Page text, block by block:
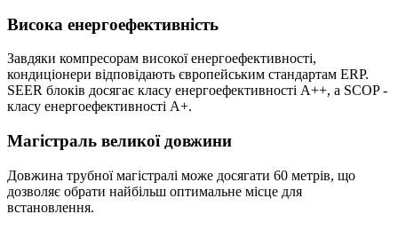
Висока енергоефективність
Завдяки компресорам високої енергоефективності,
кондиціонери відповідають європейським стандартам ERP.
SEER блоків досягає класу енергоефективності А++, а SCOP -
класу енергоефективності А+.
Магістраль великої довжини
Довжина трубної магістралі може досягати 60 метрів, що
дозволяє обрати найбільш оптимальне місце для
встановлення.